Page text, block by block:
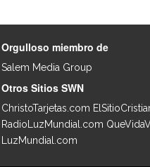
Orgulloso miembro de
Salem Media Group
Otros Sitios SWN
ChristoTarjetas.com
RadioLuzMundial.com
LuzMundial.com